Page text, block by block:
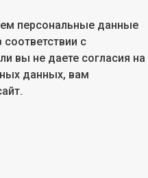
персональные данные
соответствии с
вы не даете согласия на
данных, вам